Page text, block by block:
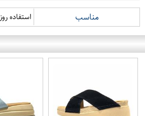
مناسب استفاده